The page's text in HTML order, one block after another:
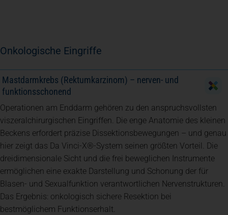
Onkologische Eingriffe
Mastdarmkrebs (Rektumkarzinom) – nerven- und
funktionsschonend
Operationen am Enddarm gehören zu den anspruchsvollsten
viszeralchirurgischen Eingriffen. Die enge Anatomie des kleinen
Beckens erfordert präzise Dissektionsbewegungen – und genau
hier zeigt das Da Vinci-X®-System seinen größten Vorteil. Die
dreidimensionale Sicht und die frei beweglichen Instrumente
ermöglichen eine exakte Darstellung und Schonung der für
Blasen- und Sexualfunktion verantwortlichen Nervenstrukturen.
Das Ergebnis: onkologisch sichere Resektion bei
bestmöglichem Funktionserhalt.